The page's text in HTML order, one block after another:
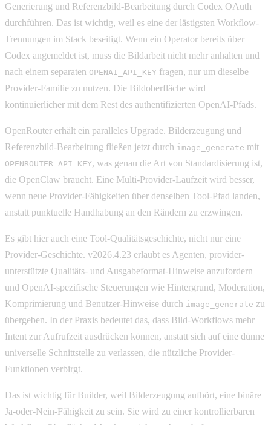
Generierung und Referenzbild-Bearbeitung durch Codex OAuth
durchführen. Das ist wichtig, weil es eine der lästigsten Workflow-
Trennungen im Stack beseitigt. Wenn ein Operator bereits über
Codex angemeldet ist, muss die Bildarbeit nicht mehr anhalten und
nach einem separaten OPENAI_API_KEY fragen, nur um dieselbe
Provider-Familie zu nutzen. Die Bildoberfläche wird
kontinuierlicher mit dem Rest des authentifizierten OpenAI-Pfads.
OpenRouter erhält ein paralleles Upgrade. Bilderzeugung und
Referenzbild-Bearbeitung fließen jetzt durch image_generate mit
OPENROUTER_API_KEY, was genau die Art von Standardisierung ist,
die OpenClaw braucht. Eine Multi-Provider-Laufzeit wird besser,
wenn neue Provider-Fähigkeiten über denselben Tool-Pfad landen,
anstatt punktuelle Handhabung an den Rändern zu erzwingen.
Es gibt hier auch eine Tool-Qualitätsgeschichte, nicht nur eine
Provider-Geschichte. v2026.4.23 erlaubt es Agenten, provider-
unterstützte Qualitäts- und Ausgabeformat-Hinweise anzufordern
und OpenAI-spezifische Steuerungen wie Hintergrund, Moderation,
Komprimierung und Benutzer-Hinweise durch image_generate zu
übergeben. In der Praxis bedeutet das, dass Bild-Workflows mehr
Intent zur Aufrufzeit ausdrücken können, anstatt sich auf eine dünne
universelle Schnittstelle zu verlassen, die nützliche Provider-
Funktionen verbirgt.
Das ist wichtig für Builder, weil Bilderzeugung aufhört, eine binäre
Ja-oder-Nein-Fähigkeit zu sein. Sie wird zu einer kontrollierbaren